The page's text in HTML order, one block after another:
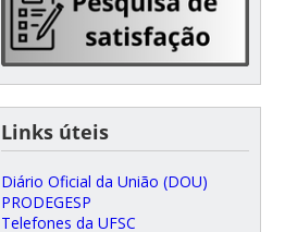
Links úteis
Diário Oficial da União (DOU)
PRODEGESP
Telefones da UFSC